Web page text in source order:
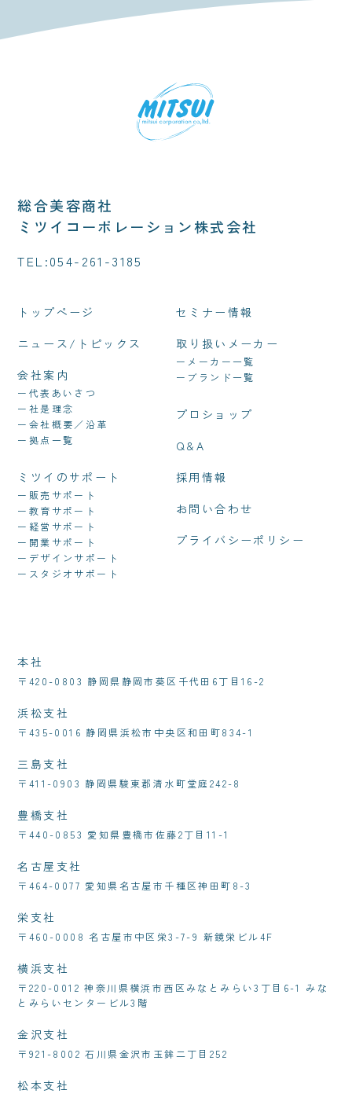
総合美容商社
ミツイコーポレーション株式会社
TEL:054-261-3185
トップページ
ニュース/トピックス
会社案内
ー代表あいさつ
ー社是理念
ー会社概要／沿革
ー拠点一覧
ミツイのサポート
ー販売サポート
ー教育サポート
ー経営サポート
ー開業サポート
ーデザインサポート
ースタジオサポート
セミナー情報
取り扱いメーカー
ーメーカー一覧
ーブランド一覧
プロショップ
Q&A
採用情報
お問い合わせ
プライバシーポリシー
本社
〒420-0803 静岡県静岡市葵区千代田6丁目16-2
浜松支社
〒435-0016 静岡県浜松市中央区和田町834-1
三島支社
〒411-0903 静岡県駿東郡清水町堂庭242-8
豊橋支社
〒440-0853 愛知県豊橋市佐藤2丁目11-1
名古屋支社
〒464-0077 愛知県名古屋市千種区神田町8-3
栄支社
〒460-0008 名古屋市中区栄3-7-9 新鏡栄ビル4F
横浜支社
〒220-0012 神奈川県横浜市西区みなとみらい3丁目6-1 みな
とみらいセンタービル3階
金沢支社
〒921-8002 石川県金沢市玉鉾二丁目252
松本支社